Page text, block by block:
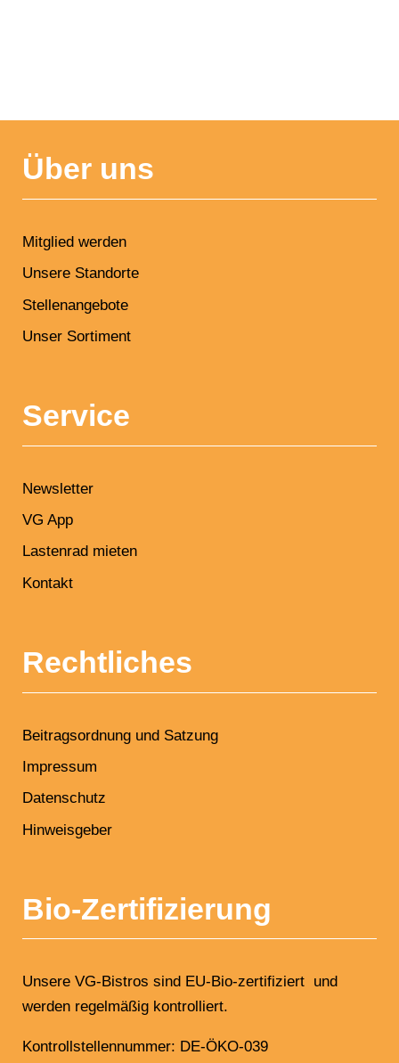
Über uns
Mitglied werden
Unsere Standorte
Stellenangebote
Unser Sortiment
Service
Newsletter
VG App
Lastenrad mieten
Kontakt
Rechtliches
Beitragsordnung und Satzung
Impressum
Datenschutz
Hinweisgeber
Bio-Zertifizierung
Unsere VG-Bistros sind EU-Bio-zertifiziert und
werden regelmäßig kontrolliert.
Kontrollstellennummer: DE-ÖKO-039